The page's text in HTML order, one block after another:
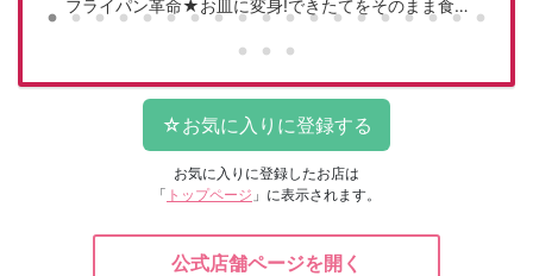
フライパン革命★お皿に変身!できたてをそのまま食…
お気に入りに登録したお店は
「 トップページ 」に表示されます。
公式店舗ページを開く